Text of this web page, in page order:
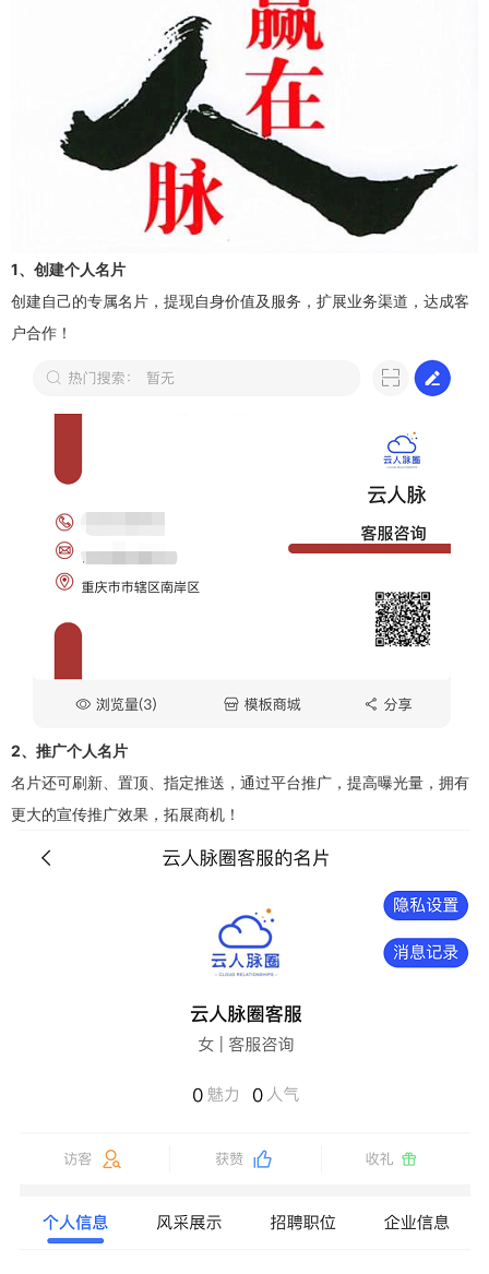
1、创建个人名片
创建自己的专属名片，提现自身价值及服务，扩展业务渠道，达成客
户合作！
2、推广个人名片
名片还可刷新、置顶、指定推送，通过平台推广，提高曝光量，拥有
更大的宣传推广效果，拓展商机！